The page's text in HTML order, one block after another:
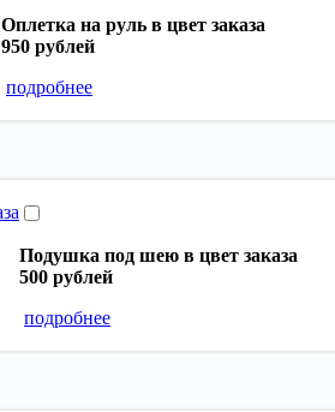
Оплетка на руль в цвет заказа
950 рублей
подробнее
Подушка под шею в цвет заказа
500 рублей
подробнее